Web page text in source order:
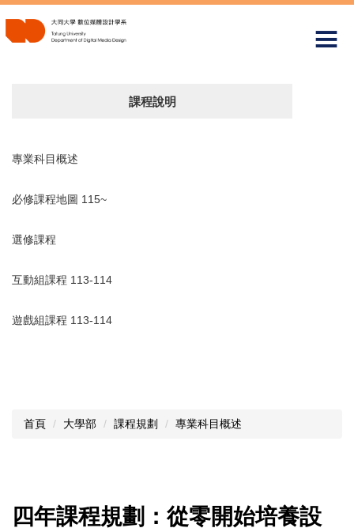
主
課程說明
專業科目概述
必修課程地圖 115~
選修課程
互動組課程 113-114
遊戲組課程 113-114
首頁 大學部 課程規劃 專業科目概述
四年課程規劃：從零開始培養設